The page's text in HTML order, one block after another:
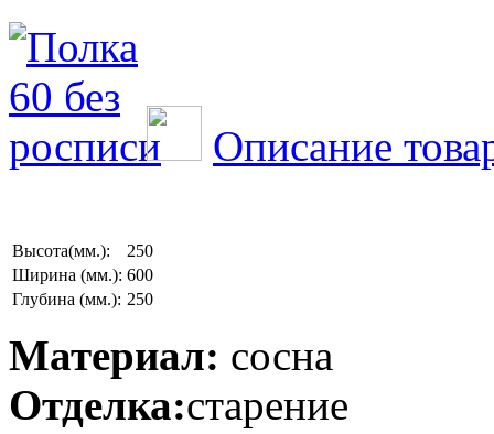
Описание
Высота(мм.):
250
Ширина (мм.): 600
Глубина (мм.): 250
Материал: сосна
Отделка:старение